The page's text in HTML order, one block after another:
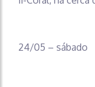
24/05 – sábado